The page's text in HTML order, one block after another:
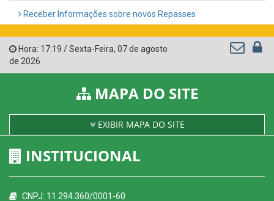
Receber Informações sobre novos Repasses
Hora: 17:19 /Sexta-Feira 07 de agosto
de 2026
MAPA DO SITE
EXIBIR MAPA DO SITE
INSTITUCIONAL
CNPJ: 11.294.360/0001-60